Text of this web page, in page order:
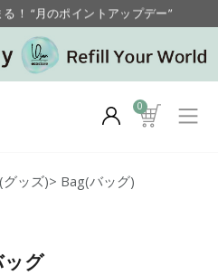
！ “月のポイントアップデー”
合わせと商品配送に関しまして
！ “月のポイントアップデー”
0
ッズ)> Bag(バッグ)
ッグ